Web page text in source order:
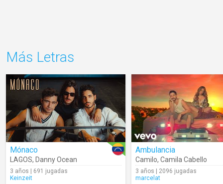
Más Letras
Mónaco
LAGOS, Danny Ocean
3 años | 691 jugadas
Keinzeit
Ambulancia
Camilo, Camila Cabello
3 años | 2096 jugadas
marcelat